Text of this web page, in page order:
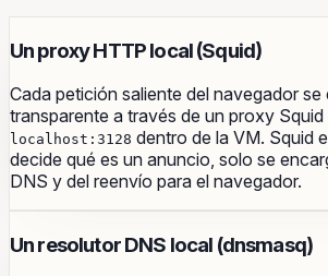
Un proxy HTTP local (Squid)
Cada petición saliente del navegador
transparente a través de un proxy
localhost:3128 dentro de la VM. Squid
decide qué es un anuncio, solo se
DNS y del reenvío para el navegador.
Un resolutor DNS local (dnsmasq)